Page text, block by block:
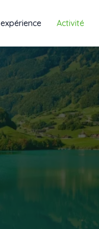
expérience Activité